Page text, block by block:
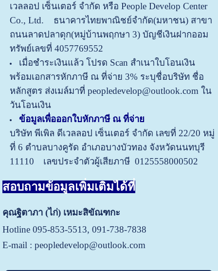
เวลลอป เซ็นเตอร์ จำกัด หรือ People Develop Center
Co., Ltd. ธนาคารไทยพาณิชย์จำกัด(มหาชน) สาขา
ถนนลาดปลาดุก(หมู่บ้านพฤกษา 3) บัญชีเงินฝากออม
ทรัพย์เลขที่ 4057769552
เมื่อชำระเงินแล้ว โปรด Scan สำเนาใบโอนเงิน
พร้อมเอกสารหักภาษี ณ ที่จ่าย 3% ระบุชื่อบริษัท ชื่อ
หลักสูตร ส่งเมล์มาที่ peopledevelop@outlook.com ใน
วันโอนเงิน
ข้อมูลเพื่อออกใบหักภาษี ณ ที่จ่าย
บริษัท พีเพิล ดีเวลลอป เซ็นเตอร์ จำกัด เลขที่ 22/20 หมู่
ที่ 6 ตำบลบางคูรัด อำเภอบางบัวทอง จังหวัดนนทบุรี
11110
เลขประจำตัวผู้เสียภาษี 0125558000502
สอบถามข้อมูลเพิ่มเติมได้ที่
คุณฐิตาภา (ไก่) เหมะสิขัณฑกะ
Hotline 095-853-5513, 091-738-7838
E-mail : peopledevelop@outlook.com